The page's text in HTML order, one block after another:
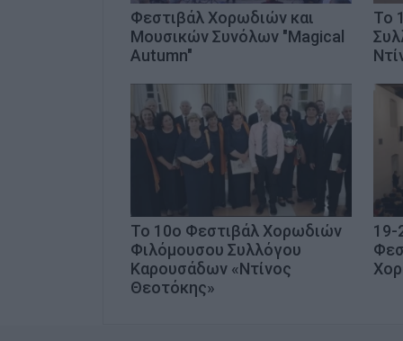
Φεστιβάλ Χορωδιών και
Μουσικών Συνόλων "Magical
Autumn"
Το
Το 10ο Φεστιβάλ Χορωδιών
Φιλόμουσου Συλλόγου
Καρουσάδων «Ντίνος
Θεοτόκης»
19-